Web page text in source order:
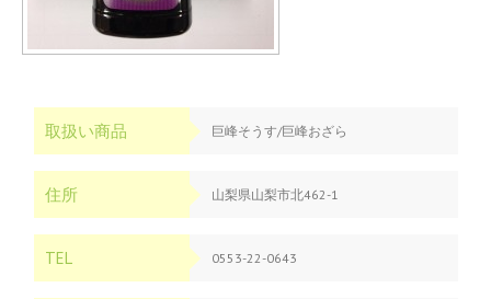
取扱い商品 巨峰そうす/巨峰おざら
住所 山梨県山梨市北462-1
TEL 0553-22-0643